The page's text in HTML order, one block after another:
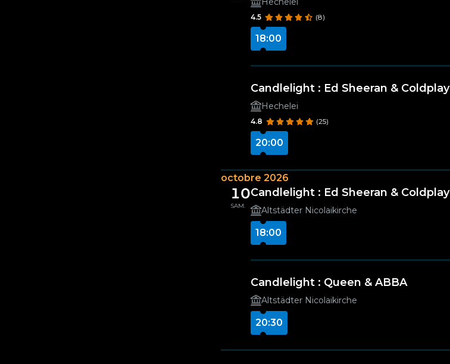
4.5 (8)
18:00
Candlelight : Ed Sheeran & Coldplay
Hechelei
4.8 (25)
20:00
octobre 2026
10
SAM.
Candlelight : Ed Sheeran & Coldplay
Altstädter Nicolaikirche
18:00
Candlelight : Queen & ABBA
Altstädter Nicolaikirche
20:30